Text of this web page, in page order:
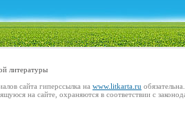
литературы
сайта гиперссылка на www.litkarta.ru обязательна.
на сайте, охраняются в соответствии с